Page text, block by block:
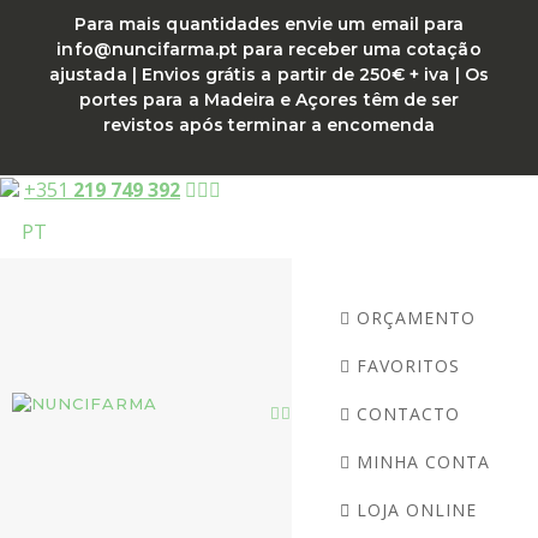
conteúdo
Para mais quantidades envie um email para
info@nuncifarma.pt para receber uma cotação
ajustada | Envios grátis a partir de 250€ + iva | Os
portes para a Madeira e Açores têm de ser
revistos após terminar a encomenda
+351 219 749 392
PT
ORÇAMENTO
FAVORITOS
CONTACTO
MINHA CONTA
LOJA ONLINE